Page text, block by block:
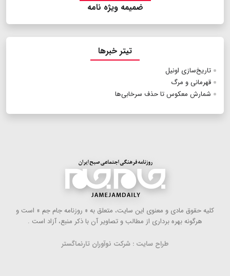
ضمیمه ویژه نامه
تیتر خبرها
تاریخ‌سازی اونیل
قهرمانی و مرگ
شمارش معکوس تا حذف سرخابی‌ها
كلیه حقوق مادی و معنوی این سایت، متعلق به « روزنامه جام جم » است و
هرگونه بهره ‌برداری از مطالب و تصاویر آن با ذكر منبع، آزاد است .
طراح سایت : شرکت نوآوران تارنماگستر